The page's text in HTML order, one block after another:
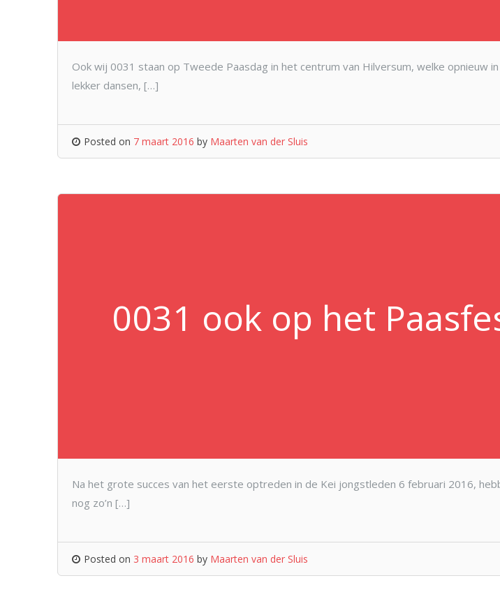
Ook wij 0031 staan op Tweede Paasdag in het centrum van Hilversum, welke opnieuw
lekker dansen, […]
Posted on 7 maart 2016 by Maarten van der Sluis
0031 ook op het
Na het grote succes van het eerste optreden in de Kei jongstleden 6 februari 2016,
nog zo’n […]
Posted on 3 maart 2016 by Maarten van der Sluis